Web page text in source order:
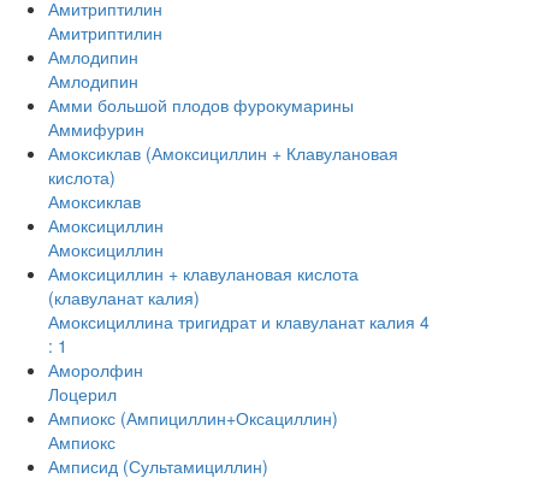
Амитриптилин
Амитриптилин
Амлодипин
Амлодипин
Амми большой плодов фурокумарины
Аммифурин
Амоксиклав (Амоксициллин + Клавулановая
кислота)
Амоксиклав
Амоксициллин
Амоксициллин
Амоксициллин + клавулановая кислота
(клавуланат калия)
Амоксициллина тригидрат и клавуланат калия 4
: 1
Аморолфин
Лоцерил
Ампиокс (Ампициллин+Оксациллин)
Ампиокс
Амписид (Сультамициллин)